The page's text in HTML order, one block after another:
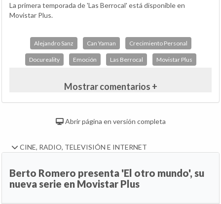
La primera temporada de 'Las Berrocal' está disponible en
Movistar Plus.
Alejandro Sanz Can Yaman Crecimiento Personal
Docureality Emoción Las Berrocal Movistar Plus
Mostrar comentarios +
Abrir página en versión completa
CINE, RADIO, TELEVISIÓN E INTERNET
Berto Romero presenta 'El otro mundo', su
nueva serie en Movistar Plus